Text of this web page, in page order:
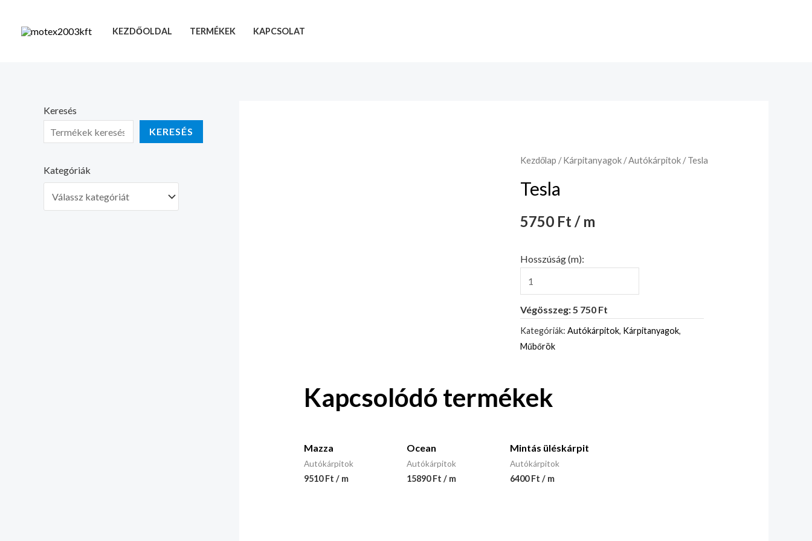
KEZDŐOLDAL TERMÉKEK KAPCSOLAT
Keresés
KERESÉS
Kategóriák
Kezdőlap /Kárpitanyagok/Autókárpitok/ Tesla
Tesla
5750 Ft / m
Hosszúság (m):
Végösszeg: 5 750 Ft
Kategóriák: Autókárpitok, Kárpitanyagok,
Műbőrök
Kapcsolódó termékek
Mazza
Autókárpitok
9510 Ft / m
Ocean
Autókárpitok
15890 Ft / m
Mintás üléskárpit
Autókárpitok
6400 Ft / m